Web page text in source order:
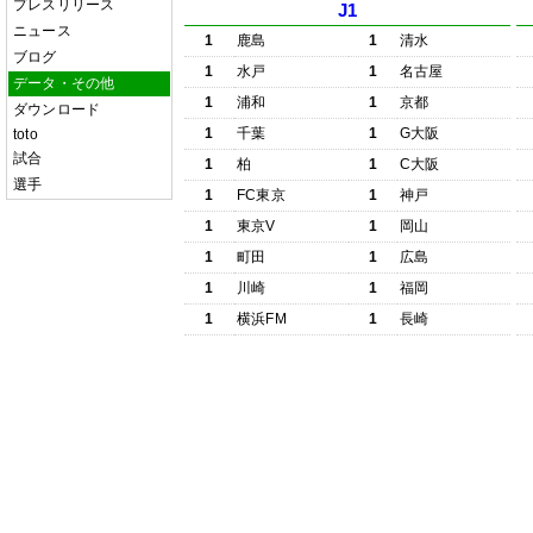
プレスリリース
ニュース
ブログ
データ・その他
ダウンロード
toto
試合
選手
J1
1 鹿島 1
清水
1
水戸 1
名古屋
1
浦和 1
京都
1
千葉 1
G大阪
1
柏 1
C大阪
1
FC東京 1
神戸
1
東京V 1
岡山
1
町田 1
広島
1
川崎 1
福岡
1
横浜FM 1 長崎